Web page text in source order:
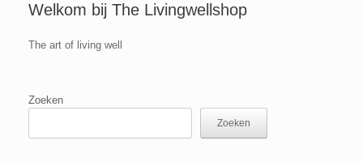
Welkom bij The Livingwellshop
The art of living well
Zoeken
Zoeken